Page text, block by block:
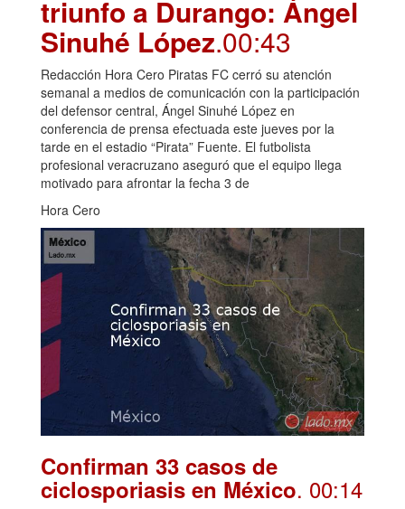
triunfo a Durango: Ángel
Sinuhé López.00:43
Redacción Hora Cero Piratas FC cerró su atención
semanal a medios de comunicación con la participación
del defensor central, Ángel Sinuhé López en
conferencia de prensa efectuada este jueves por la
tarde en el estadio “Pirata” Fuente. El futbolista
profesional veracruzano aseguró que el equipo llega
motivado para afrontar la fecha 3 de
Hora Cero
Confirman 33 casos de
ciclosporiasis en México. 00:14